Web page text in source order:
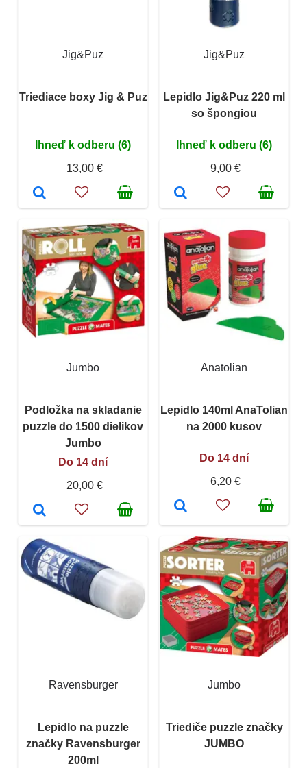
Jig&Puz
Triediace boxy Jig & Puz
Ihneď k odberu (6)
13,00 €
Jig&Puz
Lepidlo Jig&Puz 220 ml
so špongiou
Ihneď k odberu (6)
9,00 €
Jumbo
Podložka na skladanie
puzzle do 1500 dielikov
Jumbo
Do 14 dní
20,00 €
Anatolian
Lepidlo 140ml AnaTolian
na 2000 kusov
Do 14 dní
6,20 €
Ravensburger
Lepidlo na puzzle
značky Ravensburger
200ml
Jumbo
Triediče puzzle značky
JUMBO